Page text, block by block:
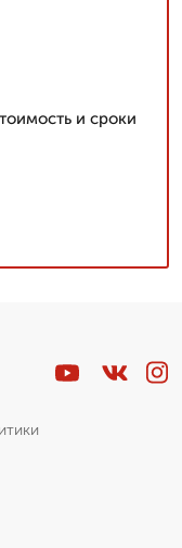
и сроки